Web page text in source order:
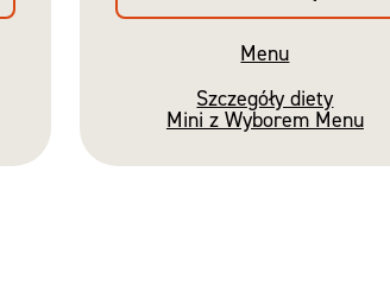
Menu
Szczegóły diety
Mini z Wyborem Menu